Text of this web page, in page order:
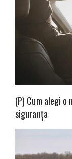
(P) Cum alegi o
siguranța